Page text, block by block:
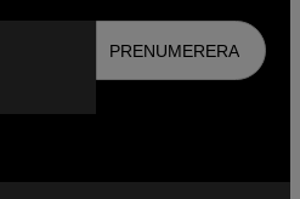
PRENUMERERA